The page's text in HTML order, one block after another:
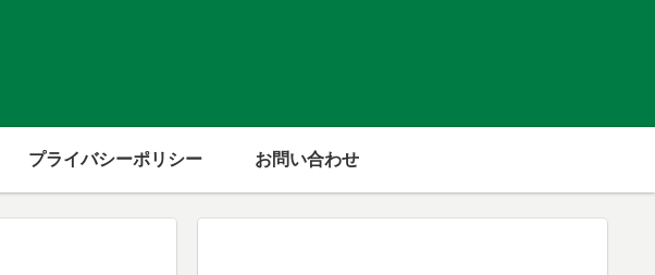
プライバシーポリシー お問い合わせ